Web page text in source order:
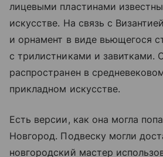
лицевыми пластинами
искусстве. На связь с
и орнамент в виде вьющегося
с трилистниками и завитками.
распространен в
прикладном искусстве.
Есть версии, как она могла
Новгород. Подвеску могли
новгородский мастер